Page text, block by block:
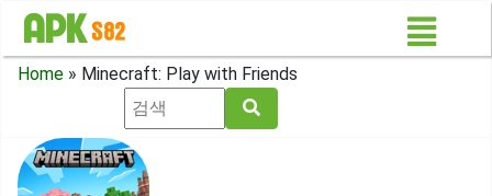
Home » Minecraft: Play with Friends